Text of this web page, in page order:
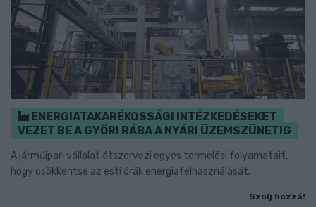
ENERGIATAKARÉKOSSÁGI INTÉZKEDÉSEKET
VEZET BE A GYŐRI RÁBA A NYÁRI ÜZEMSZÜNETIG
A járműipari vállalat átszervezi egyes termelési folyamatait,
hogy csökkentse az esti órák energiafelhasználását.
Szólj hozzá!